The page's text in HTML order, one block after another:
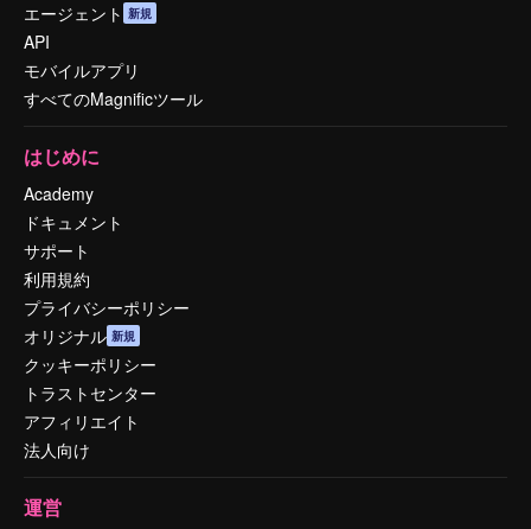
エージェント 新規
API
モバイルアプリ
すべてのMagnificツール
はじめに
Academy
ドキュメント
サポート
利用規約
プライバシーポリシー
オリジナル 新規
クッキーポリシー
トラストセンター
アフィリエイト
法人向け
運営